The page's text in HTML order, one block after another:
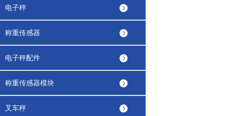
电子秤
称重传感器
电子秤配件
称重传感器模块
叉车秤